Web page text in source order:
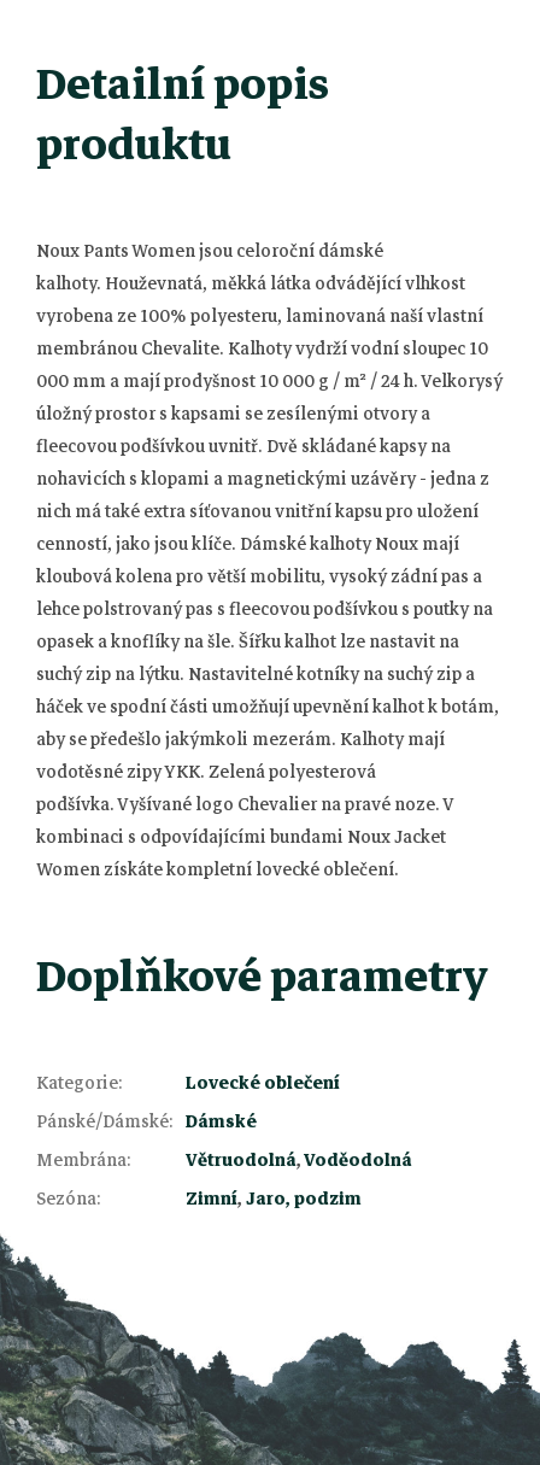
Detailní popis
produktu
Noux Pants Women jsou celoroční dámské
kalhoty. Houževnatá, měkká látka odvádějící vlhkost
vyrobena ze 100% polyesteru, laminovaná naší vlastní
membránou Chevalite. Kalhoty vydrží vodní sloupec 10
000 mm a mají prodyšnost 10 000 g / m² / 24 h.Velkorysý
úložný prostor s kapsami se zesílenými otvory a
fleecovou podšívkou uvnitř. Dvě skládané kapsy na
nohavicích s klopami a magnetickými uzávěry - jedna z
nich má také extra síťovanou vnitřní kapsu pro uložení
cenností, jako jsou klíče. Dámskékalhoty Noux mají
kloubová kolena pro větší mobilitu, vysoký zádní pas a
lehce polstrovaný pas s fleecovou podšívkou s poutky na
opasek a knoflíky na šle.Šířku kalhot lze nastavit na
suchý zip na lýtku. Nastavitelné kotníky na suchý zip a
háček ve spodní části umožňují upevnění kalhot k botám,
aby se předešlo jakýmkoli mezerám. Kalhoty mají
vodotěsné zipy YKK.Zelená polyesterová
podšívka.Vyšívané logo Chevalier na pravé noze.V
kombinaci s odpovídajícími bundami Noux Jacket
Women získáte kompletní lovecké oblečení.
Doplňkové parametry
Kategorie:
Lovecké oblečení
Pánské/Dámské: Dámské
Membrána: Větruodolná,Voděodolná
Sezóna: Zimní,Jaro, podzim
á
p
a
t